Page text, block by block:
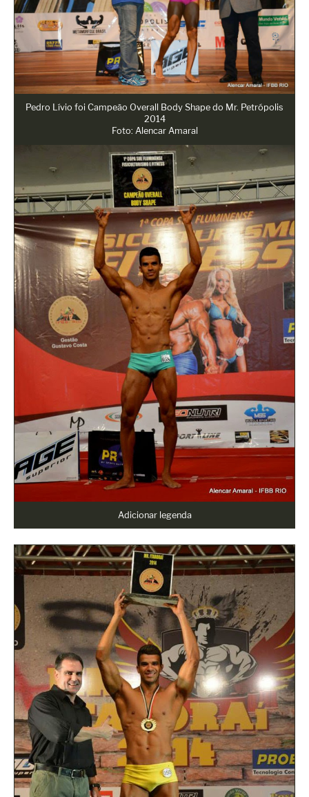
Pedro Lívio foi Campeão Overall Body Shape do Mr. Petrópolis
2014
Foto: Alencar Amaral
Adicionar legenda